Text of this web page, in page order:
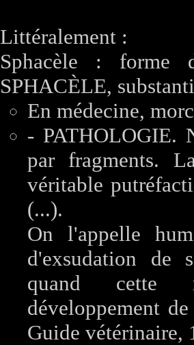
Littéralement :
Sphacèle : forme
SPHACÈLE,
En médecine,
- PATHOLOGIE.
par fragments.
véritable
(...).
On l'appelle
d'exsudation de
quand cette
développement
Guide vétérinaire,